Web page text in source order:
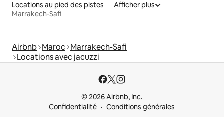
Locations au pied des pistes
Marrakech-Safi
Afficher plus
Airbnb Maroc Marrakech-Safi
Locations avec jacuzzi
© 2026 Airbnb, Inc.
Confidentialité
Conditions générales